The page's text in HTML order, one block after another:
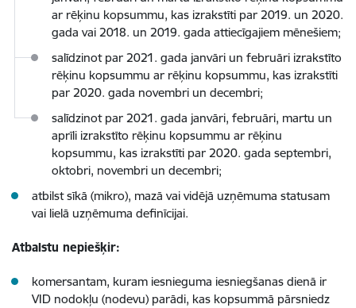
ar rēķinu kopsummu, kas izrakstīti par 2019. un 2020.
gada vai 2018. un 2019. gada attiecīgajiem mēnešiem;
salīdzinot par 2021. gada janvāri un februāri izrakstīto
rēķinu kopsummu ar rēķinu kopsummu, kas izrakstīti
par 2020. gada novembri un decembri;
salīdzinot par 2021. gada janvāri, februāri, martu un
aprīli izrakstīto rēķinu kopsummu ar rēķinu
kopsummu, kas izrakstīti par 2020. gada septembri,
oktobri, novembri un decembri;
atbilst sīkā (mikro), mazā vai vidējā uzņēmuma statusam
vai lielā uzņēmuma definīcijai.
Atbalstu nepiešķir:
komersantam, kuram iesnieguma iesniegšanas dienā ir
VID nodokļu (nodevu) parādi, kas kopsummā pārsniedz